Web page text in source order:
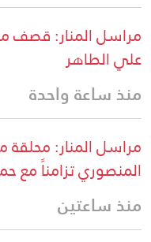
مراسل المنار:
علي الطاهر
منذ ساعة واحدة
مراسل المنار: محلقة
المنصوري تزامناً مع
منذ ساعتين